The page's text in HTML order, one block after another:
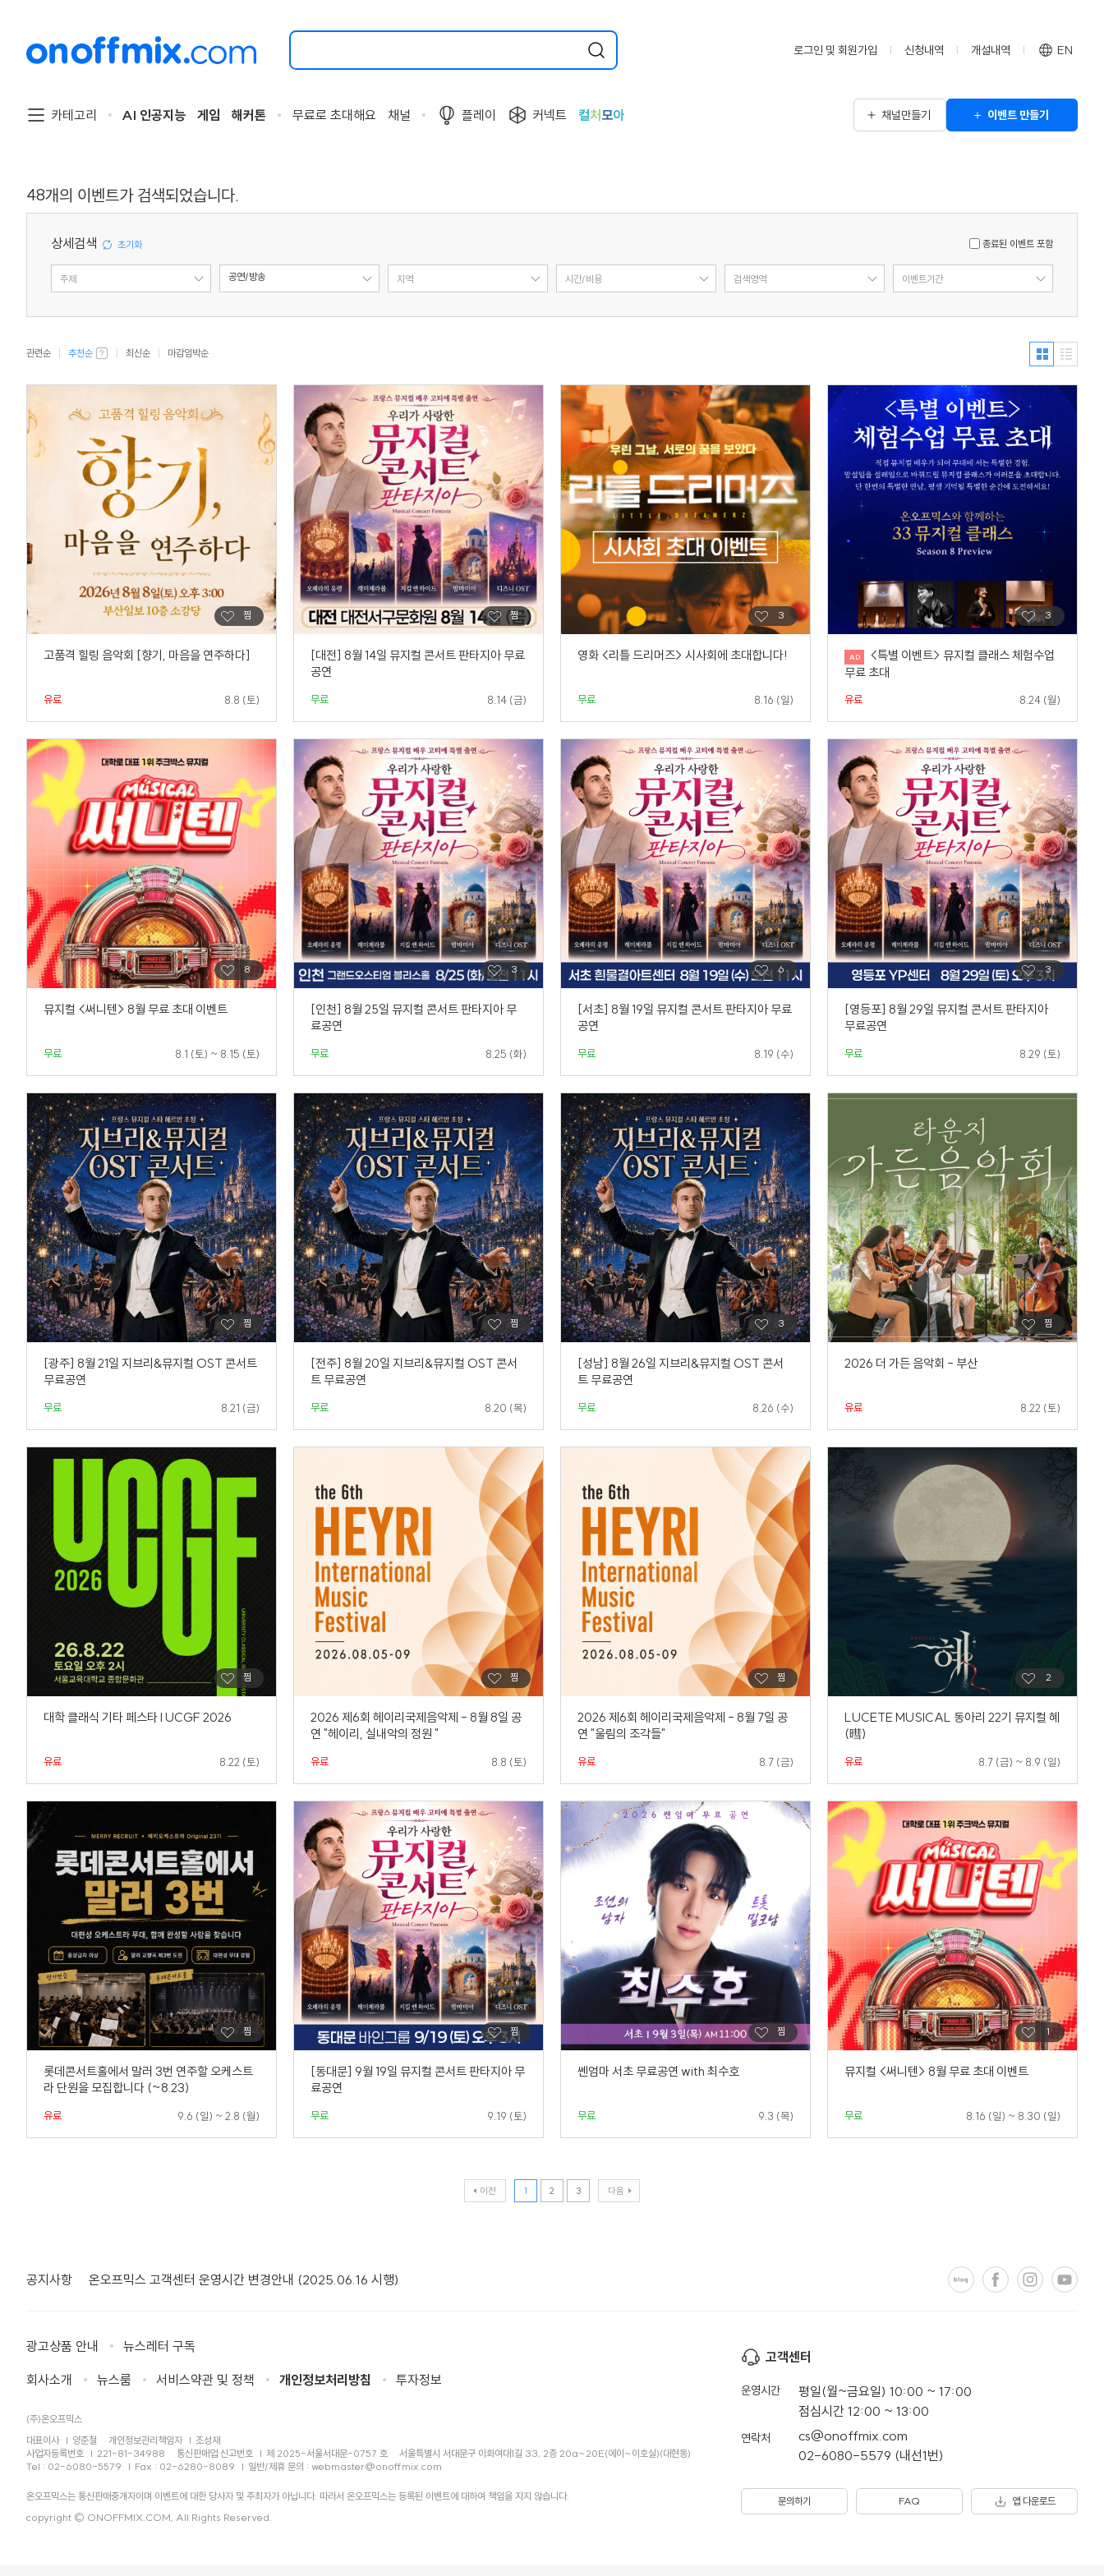
검
할
트
를
요.
로그인 및 회원가입 신청내역 개설내역 EN
카테고리 AI 인공지능 게임 해커톤 무료로 초대해요 채널 플레이 커넥트 컬처 모아 채널만들기 이벤트 만들기
48개의 이벤트가 검색되었습니다.
상세검색 종료된 이벤트 포함
주제 유형
공연/방송 지역 시간/비용 검색영역 이벤트기간
관련순 추천순 최신순 마감임박순
고품격 힐링 음악회 [향기, 마음을 연주하다]
유료 8.8 (토)
[대전] 8월 14일 뮤지컬 콘서트 판타지아 무료
공연
무료 8.14 (금)
영화 <리틀 드리머즈> 시사회에 초대합니다!
무료 8.16 (일)
<특별 이벤트> 뮤지컬 클래스 체험수업
무료 초대
유료 8.24 (월)
뮤지컬 <써니텐> 8월 무료 초대 이벤트
무료 8.1 (토) ~ 8.15 (토)
[인천] 8월 25일 뮤지컬 콘서트 판타지아 무
료공연
무료 8.25 (화)
[서초] 8월 19일 뮤지컬 콘서트 판타지아 무료
공연
무료 8.19 (수)
[영등포] 8월 29일 뮤지컬 콘서트 판타지아
무료공연
무료 8.29 (토)
[광주] 8월 21일 지브리&뮤지컬 OST 콘서트
무료공연
무료 8.21 (금)
[전주] 8월 20일 지브리&뮤지컬 OST 콘서
트 무료공연
무료 8.20 (목)
[성남] 8월 26일 지브리&뮤지컬 OST 콘서
트 무료공연
무료 8.26 (수)
2026 더 가든 음악회 - 부산
유료 8.22 (토)
대학 클래식 기타 페스타 l UCGF 2026
유료 8.22 (토)
2026 제6회 헤이리국제음악제 - 8월 8일 공
연 "헤이리, 실내악의 정원 "
유료 8.8 (토)
2026 제6회 헤이리국제음악제 - 8월 7일 공
연 "울림의 조각들"
유료 8.7 (금)
LUCETE MUSICAL 동아리 22기 뮤지컬 혜
(暳)
유료 8.7 (금) ~ 8.9 (일)
️롯데콘서트홀에서 말러 3번 연주할 오케스트
라 단원을 모집합니다 (~8.23)️
유료 9.6 (일) ~ 2.8 (월)
[동대문] 9월 19일 뮤지컬 콘서트 판타지아 무
료공연
무료 9.19 (토)
쎈엄마 서초 무료공연 with 최수호
무료 9.3 (목)
뮤지컬 <써니텐> 8월 무료 초대 이벤트
무료 8.16 (일) ~ 8.30 (일)
이전 1 2 3 다음
공지사항 온오프믹스 고객센터 운영시간 변경안내 (2025.06.16 시행)
광고상품 안내 뉴스레터 구독
회사소개 뉴스룸 서비스약관 및 정책 개인정보처리방침 투자정보
(주)온오프믹스
대표이사
양준철 개인정보관리책임자
조성재
사업자등록번호
221-81-34988 통신판매업 신고번호 제 2025-서울서대문-0757 호
서울특별시 서대문구 이화여대1길 33, 2층 20a~20E(에이~이호실)(대현동)
Tel : 02-6080-5579
Fax : 02-6280-8089 일반/제휴 문의 : webmaster@onoffmix.com
온오프믹스는 통신판매중개자이며 이벤트에 대한 당사자 및 주최자가 아닙니다. 따라서 온오프믹스는 등록된 이벤트에 대하여 책임을 지지 않습니다.
copyright © ONOFFMIX.COM, All Rights Reserved.
고객센터
운영시간
평일(월~금요일) 10:00 ~ 17:00
점심시간 12:00 ~ 13:00
연락처
cs@onoffmix.com
02-6080-5579 (내선1번)
문의하기 FAQ 앱 다운로드